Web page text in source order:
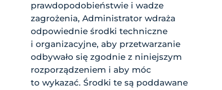
prawdopodobieństwie i wadze
zagrożenia, Administrator wdraża
odpowiednie środki techniczne
i organizacyjne, aby przetwarzanie
odbywało się zgodnie z niniejszym
rozporządzeniem i aby móc
to wykazać. Środki te są poddawane